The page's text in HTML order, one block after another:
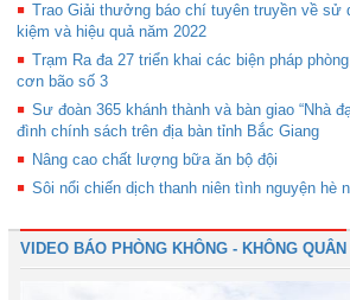
Trao Giải thưởng báo chí tuyên truyền về sử
kiệm và hiệu quả năm 2022
Trạm Ra đa 27 triển khai các biện pháp
cơn bão số 3
Sư đoàn 365 khánh thành và bàn giao “Nhà
đình chính sách trên địa bàn tỉnh Bắc Giang
Nâng cao chất lượng bữa ăn bộ đội
Sôi nổi chiến dịch thanh niên tình nguyện hè
VIDEO BÁO PHÒNG KHÔNG - KHÔNG QUÂN